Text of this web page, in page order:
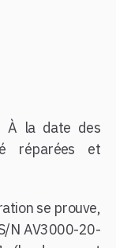
À la date des
réparées et
se prouve,
N AV3000-20-